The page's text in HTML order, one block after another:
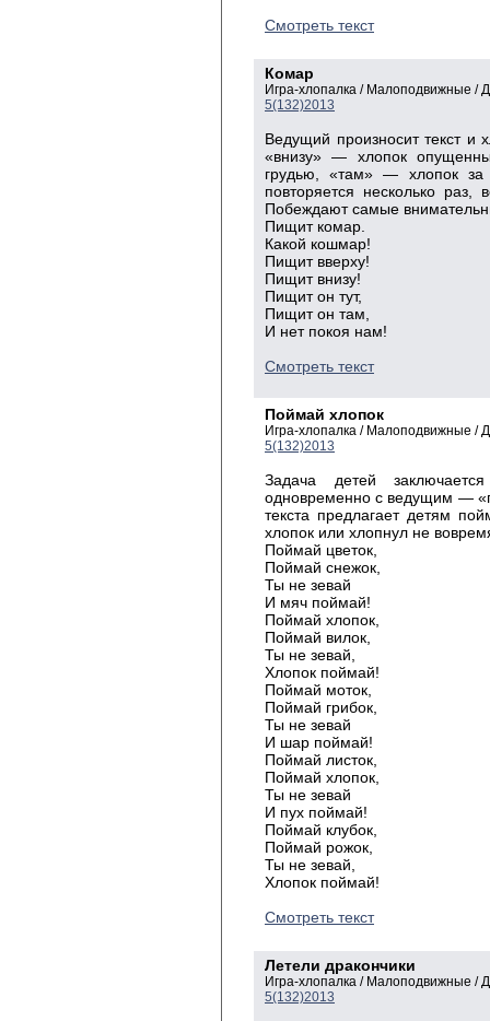
Смотреть текст
Комар
Игра-хлопалка / Малоподвижные /
5(132)2013
Ведущий произносит текст и
«внизу» — хлопок
грудью, «там» — хлопок за
повторяется несколько
Побеждают самые
Пищит комар.
Какой кошмар!
Пищит вверху!
Пищит внизу!
Пищит он тут,
Пищит он там,
И нет покоя нам!
Смотреть текст
Поймай хлопок
Игра-хлопалка / Малоподвижные /
5(132)2013
Задача детей
одновременно с ведущим —
текста предлагает детям
хлопок или хлопнул не
Поймай цветок,
Поймай снежок,
Ты не зевай
И мяч поймай!
Поймай хлопок,
Поймай вилок,
Ты не зевай,
Хлопок поймай!
Поймай моток,
Поймай грибок,
Ты не зевай
И шар поймай!
Поймай листок,
Поймай хлопок,
Ты не зевай
И пух поймай!
Поймай клубок,
Поймай рожок,
Ты не зевай,
Хлопок поймай!
Смотреть текст
Летели дракончики
Игра-хлопалка / Малоподвижные /
5(132)2013